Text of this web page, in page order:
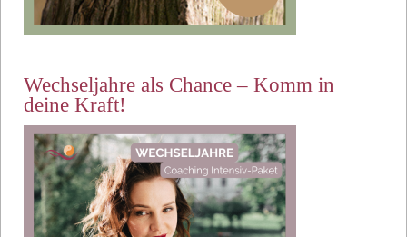
Wechseljahre als Chance – Komm in
deine Kraft!